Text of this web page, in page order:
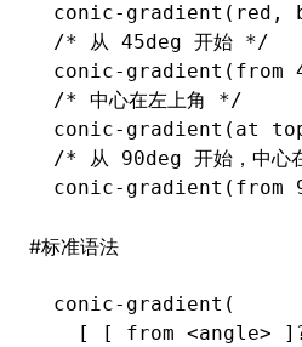
conic-gradient(red ,
/* 从 45deg 开始 */
conic-gradient(from
/* 中心在左上角 */
conic-gradient(at
/* 从 90deg 开始，中心
conic-gradient(from
#标准语法
conic-gradient(
[ [ from <angle>